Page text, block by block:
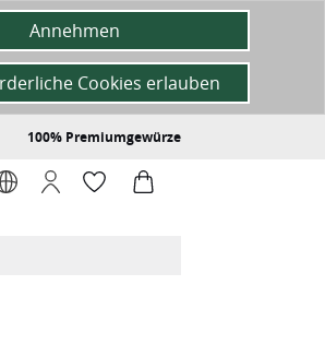
100% Premiumgewürze
Annehmen
Cookies erlauben